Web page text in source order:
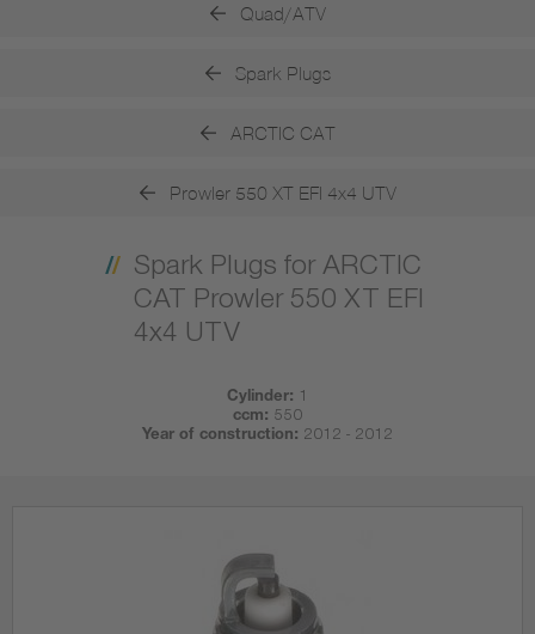
Quad/ATV
Spark Plugs
ARCTIC CAT
Prowler 550 XT EFI 4x4 UTV
Spark Plugs for ARCTIC
CAT Prowler 550 XT EFI
4x4 UTV
Cylinder: 1
ccm: 550
Year of construction: 2012 - 2012